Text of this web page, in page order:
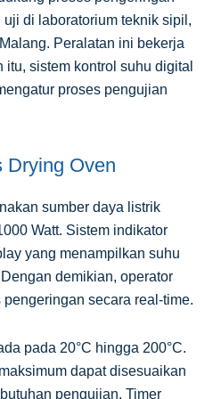
di laboratorium teknik sipil,
Peralatan ini bekerja
sistem kontrol suhu digital
proses pengujian
Drying Oven
sumber daya listrik
Watt. Sistem indikator
yang menampilkan suhu
demikian, operator
secara real-time.
pada 20°C hingga 200°C.
dapat disesuaikan
pengujian. Timer